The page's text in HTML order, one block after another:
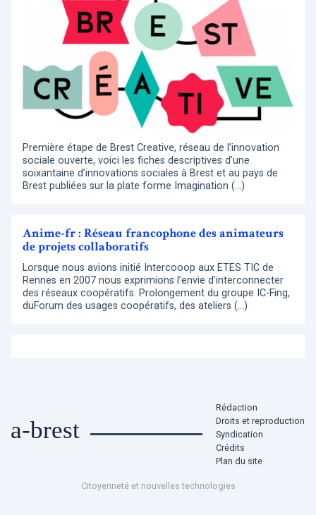
Première étape de Brest Creative, réseau de l’innovation
sociale ouverte, voici les fiches descriptives d’une
soixantaine d’innovations sociales à Brest et au pays de
Brest publiées sur la plate forme Imagination (…)
Anime-fr : Réseau francophone des animateurs
de projets collaboratifs
Lorsque nous avions initié Intercooop aux ETES TIC de
Rennes en 2007 nous exprimions l’envie d’interconnecter
des réseaux coopératifs. Prolongement du groupe IC-Fing,
duForum des usages coopératifs, des ateliers (…)
a-brest
Rédaction
Droits et reproduction
Syndication
Crédits
Plan du site
Citoyenneté et nouvelles technologies